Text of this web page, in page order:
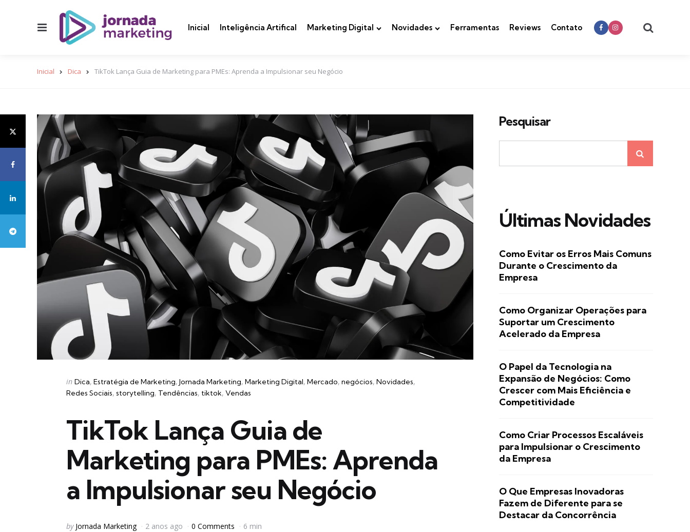
Inicial Inteligência Artifical Marketing Digital Novidades Ferramentas Reviews Contato
Inicial Dica TikTok Lança Guia de Marketing para PMEs: Aprenda a Impulsionar seu Negócio
Categories
Posted
in
in Dica Estratégia de Marketing Jornada Marketing Marketing Digital Mercado negócios Novidades
Redes Sociais storytelling Tendências tiktok Vendas
TikTok Lança Guia de
Marketing para PMEs: Aprenda
a Impulsionar seu Negócio
Posted
by Jornada Marketing 2 anos ago 0 Comments 6 min
Pesquisar
Últimas Novidades
Como Evitar os Erros Mais Comuns
Durante o Crescimento da
Empresa
Como Organizar Operações para
Suportar um Crescimento
Acelerado da Empresa
O Papel da Tecnologia na
Expansão de Negócios: Como
Crescer com Mais Eficiência e
Competitividade
Como Criar Processos Escaláveis
para Impulsionar o Crescimento
da Empresa
O Que Empresas Inovadoras
Fazem de Diferente para se
Destacar da Concorrência